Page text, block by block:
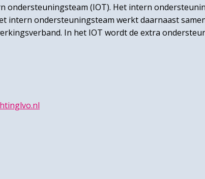
ondersteuningsteam (IOT). Het intern
intern ondersteuningsteam werkt daarnaast
In het IOT wordt de extra